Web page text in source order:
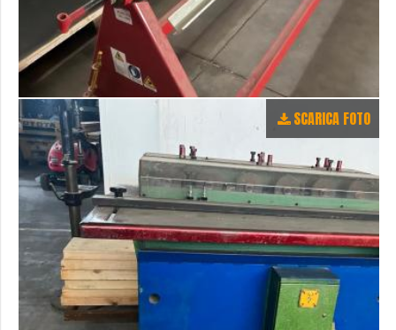
SCARICA FOTO